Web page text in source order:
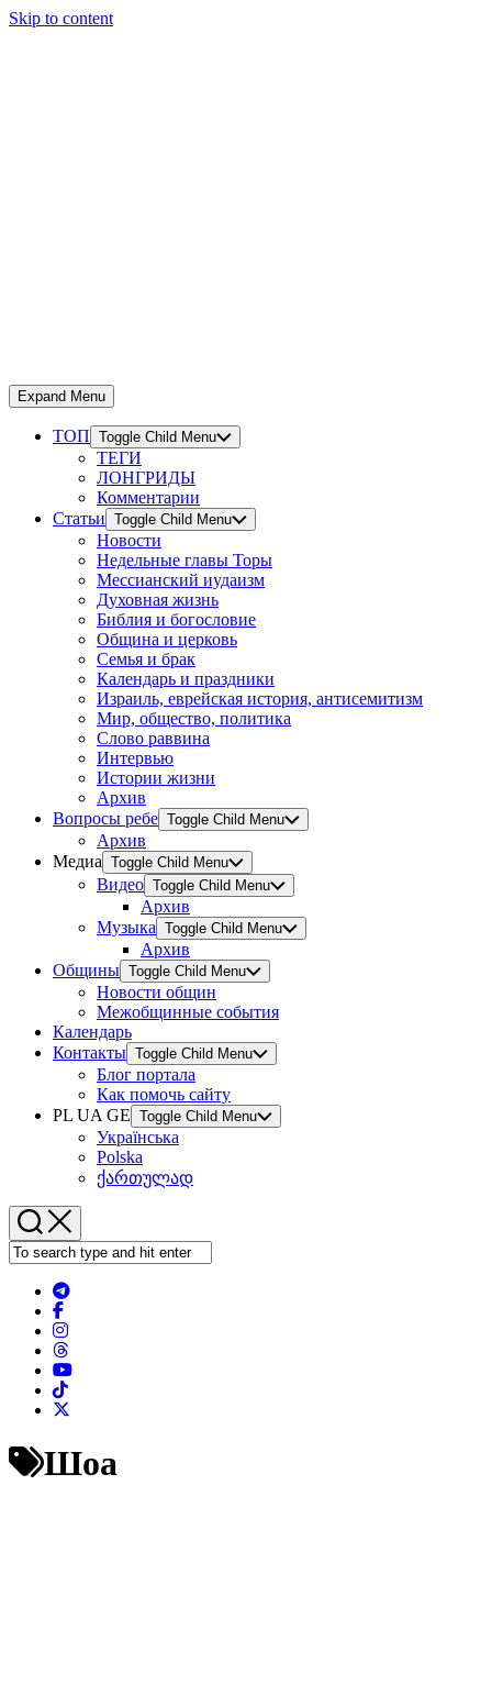
Skip to content
Expand Menu
ТОП Toggle Child Menu
ТЕГИ
ЛОНГРИДЫ
Комментарии
Статьи Toggle Child Menu
Новости
Недельные главы Торы
Мессианский иудаизм
Духовная жизнь
Библия и богословие
Община и церковь
Семья и брак
Календарь и праздники
Израиль, еврейская история, антисемитизм
Мир, общество, политика
Слово раввина
Интервью
Истории жизни
Архив
Вопросы ребе Toggle Child Menu
Архив
Медиа Toggle Child Menu
Видео Toggle Child Menu
Архив
Музыка Toggle Child Menu
Архив
Общины Toggle Child Menu
Новости общин
Межобщинные события
Календарь
Контакты Toggle Child Menu
Блог портала
Как помочь сайту
PL UA GE Toggle Child Menu
Українська
Polska
ქართულად
Шоа